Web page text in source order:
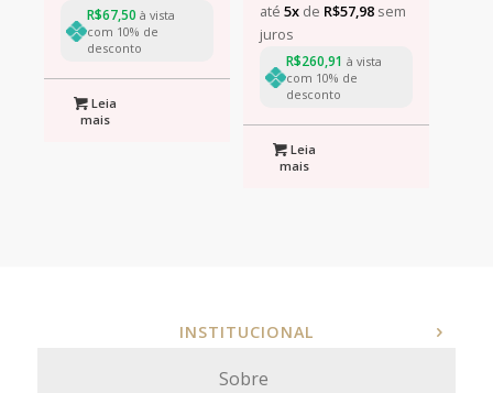
R$67,50 à vista
com 10% de
desconto
Leia
mais
até 5xde R$57,98sem
juros
R$260,91 à vista
com 10% de
desconto
Leia
mais
INSTITUCIONAL
Sobre